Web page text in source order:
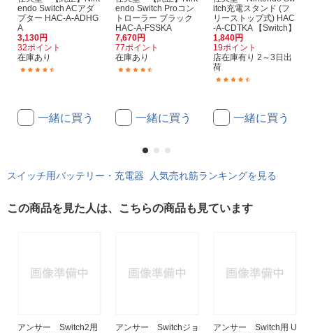
endo Switch ACアダ
プター HAC-A-ADHG
A
3,130円
32ポイント
在庫あり
一緒に買う
endo Switch Proコン
トローラー ブラック
HAC-A-FSSKA
7,670円
77ポイント
在庫あり
一緒に買う
itch充電スタンド (フ
リーストップ式) HAC
-A-CDTKA 【Switch】
1,840円
19ポイント
店在庫有り 2～3日出
荷
一緒に買う
スイッチ用バッテリー・充電器 人気売れ筋ランキングを見る
この商品を見た人は、こちらの商品も見ています
アンサー Switch2用
アンサー Switchジョ
アンサー Switch用 U